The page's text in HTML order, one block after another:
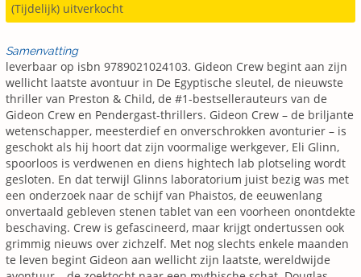
(Tijdelijk) uitverkocht
Samenvatting
leverbaar op isbn 9789021024103. Gideon Crew begint aan zijn
wellicht laatste avontuur in De Egyptische sleutel, de nieuwste
thriller van Preston & Child, de #1-bestsellerauteurs van de
Gideon Crew en Pendergast-thrillers. Gideon Crew – de briljante
wetenschapper, meesterdief en onverschrokken avonturier – is
geschokt als hij hoort dat zijn voormalige werkgever, Eli Glinn,
spoorloos is verdwenen en diens hightech lab plotseling wordt
gesloten. En dat terwijl Glinns laboratorium juist bezig was met
een onderzoek naar de schijf van Phaistos, de eeuwenlang
onvertaald gebleven stenen tablet van een voorheen onontdekte
beschaving. Crew is gefascineerd, maar krijgt ondertussen ook
grimmig nieuws over zichzelf. Met nog slechts enkele maanden
te leven begint Gideon aan wellicht zijn laatste, wereldwijde